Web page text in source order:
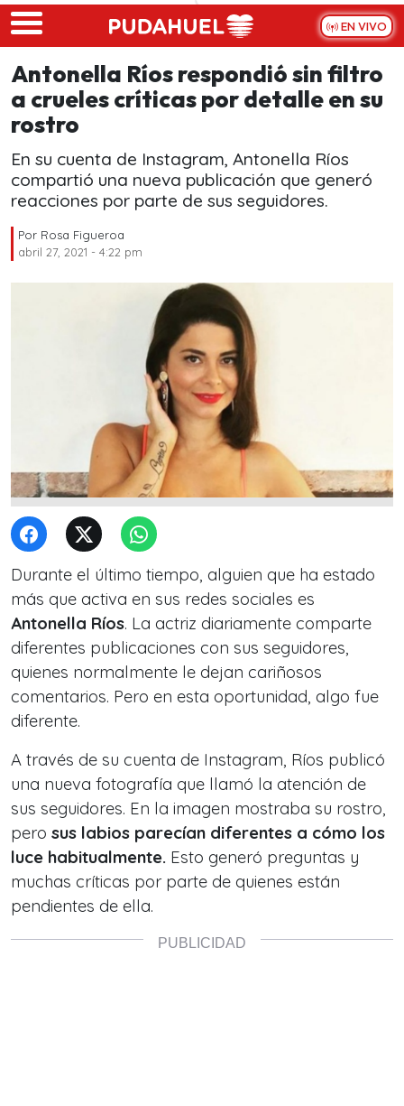
Skip to main content
EN VIVO
Antonella Ríos respondió sin filtro
a crueles críticas por detalle en su
rostro
En su cuenta de Instagram, Antonella Ríos
compartió una nueva publicación que generó
reacciones por parte de sus seguidores.
Por Rosa Figueroa
abril 27, 2021 - 4:22 pm
Durante el último tiempo, alguien que ha estado
más que activa en sus redes sociales es
Antonella Ríos. La actriz diariamente comparte
diferentes publicaciones con sus seguidores,
quienes normalmente le dejan cariñosos
comentarios. Pero en esta oportunidad, algo fue
diferente.
A través de su cuenta de Instagram, Ríos publicó
una nueva fotografía que llamó la atención de
sus seguidores. En la imagen mostraba su rostro,
pero sus labios parecían diferentes a cómo los
luce habitualmente. Esto generó preguntas y
muchas críticas por parte de quienes están
pendientes de ella.